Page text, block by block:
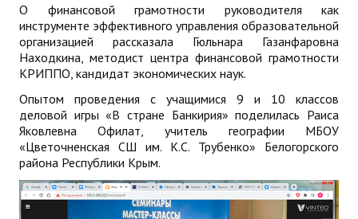
О финансовой грамотности руководителя как
инструменте эффективного управления образовательной
организацией рассказала Гюльнара Газанфаровна
Находкина, методист центра финансовой грамотности
КРИППО, кандидат экономических наук.
Опытом проведения с учащимися 9 и 10 классов
деловой игры «В стране Банкирия» поделилась Раиса
Яковлевна Офилат, учитель географии МБОУ
«Цветочненская СШ им. К.С. Трубенко» Белогорского
района Республики Крым.